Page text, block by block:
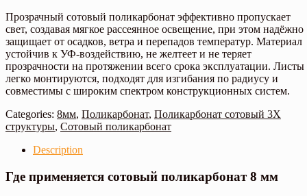
Прозрачный сотовый поликарбонат эффективно пропускает
свет, создавая мягкое рассеянное освещение, при этом надёжно
защищает от осадков, ветра и перепадов температур. Материал
устойчив к УФ-воздействию, не желтеет и не теряет
прозрачности на протяжении всего срока эксплуатации. Листы
легко монтируются, подходят для изгибания по радиусу и
совместимы с широким спектром конструкционных систем.
Categories: 8мм, Поликарбонат, Поликарбонат сотовый 3Х
структуры, Сотовый поликарбонат
Description
Где применяется сотовый поликарбонат 8 мм